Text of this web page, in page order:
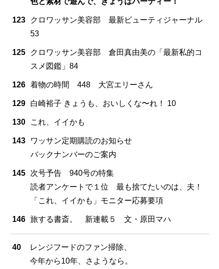
123
クロワッサン美容部 最新ビューティジャーナル
53
125
クロワッサン美容部 倉田真由美の「最新私的コ
スメ図鑑」84
126 着物の時間 448 大宮エリーさん
129 白崎裕子 きょうも、おいしくな〜れ！ 10
130 これ、イイかも
143
ワッサン定期購読のお知らせ
バックナンバーのご案内
145
次号予告 940号の特集
読者アンケートで１位 最も捨てたいのは、夫！
「これ、イイかも」モニター応募要項
146 旅する書斎。 新連載５ 文・原田マハ
40
レンジフードのファン掃除、
今年から10年、さようなら。